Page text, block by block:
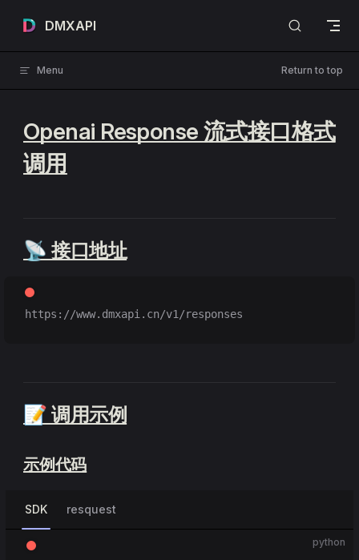
Skip to content
DMXAPI
Menu Return to top
Openai Response 流式接口格式
调用
📡 接口地址
https://www.dmxapi.cn/v1/responses
📝 调用示例
示例代码
SDK resquest
python